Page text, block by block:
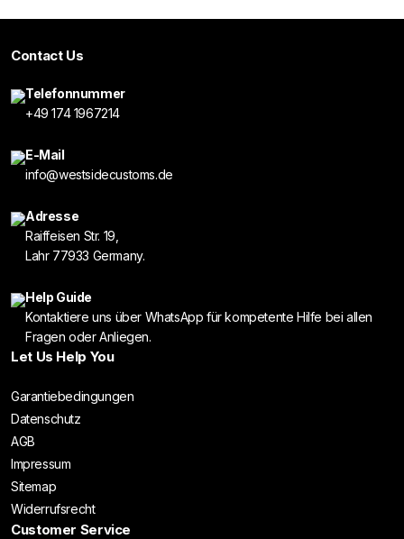
Contact Us
Telefonnummer
+49 174 1967214
E-Mail
info@westsidecustoms.de
Adresse
Raiffeisen Str. 19,
Lahr 77933 Germany.
Help Guide
Kontaktiere uns über WhatsApp für kompetente Hilfe bei allen
Fragen oder Anliegen.
Let Us Help You
Garantiebedingungen
Datenschutz
AGB
Impressum
Sitemap
Widerrufsrecht
Customer Service